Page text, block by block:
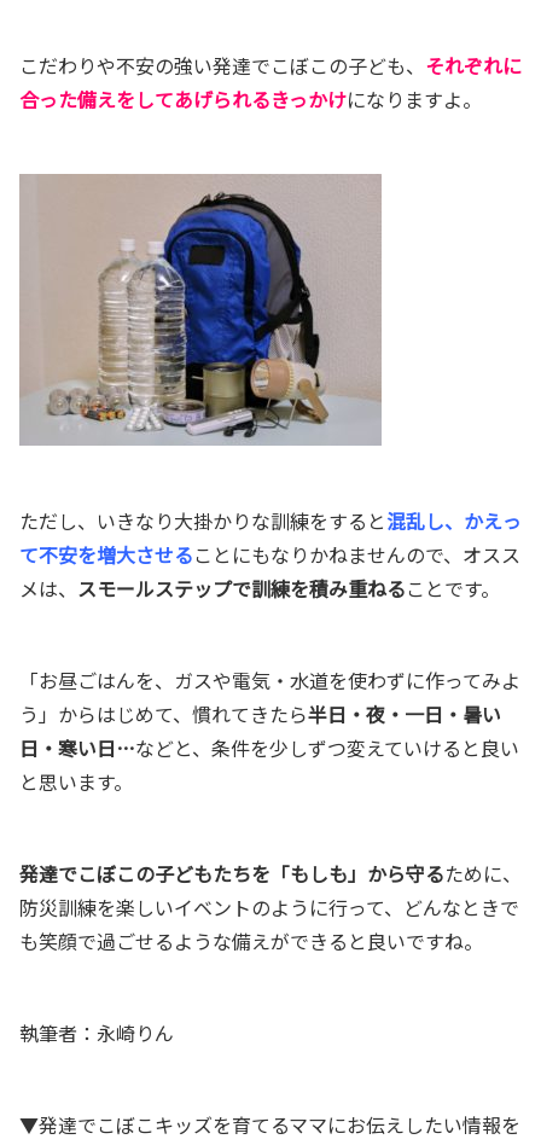
こだわりや不安の強い発達でこぼこの子ども、 それぞれに
合った備えをしてあげられるきっかけになりますよ。
ただし、いきなり大掛かりな訓練をすると混乱し、かえっ
て不安を増大させることにもなりかねませんので、オスス
メは、 スモールステップで訓練を積み重ねることです。
「お昼ごはんを、ガスや電気・水道を使わずに作ってみよ
う」からはじめて、慣れてきたら半日・夜・一日・暑い
日・寒い日…などと、条件を少しずつ変えていけると良い
と思います。
発達でこぼこの子どもたちを「もしも」から守るために、
防災訓練を楽しいイベントのように行って、どんなときで
も笑顔で過ごせるような備えができると良いですね。
執筆者：永崎りん
▼発達でこぼこキッズを育てるママにお伝えしたい情報を